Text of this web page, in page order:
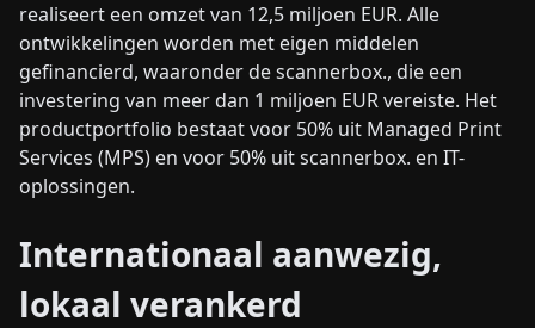
realiseert een omzet van 12,5 miljoen EUR. Alle
ontwikkelingen worden met eigen middelen
gefinancierd, waaronder de scannerbox., die een
investering van meer dan 1 miljoen EUR vereiste. Het
productportfolio bestaat voor 50% uit Managed Print
Services (MPS) en voor 50% uit scannerbox. en IT-
oplossingen.
Internationaal aanwezig,
lokaal verankerd